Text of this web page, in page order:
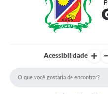
Acessibilidade